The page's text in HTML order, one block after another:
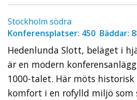
Stockholm södra
Konferensplatser: 450 Bäddar:
Hedenlunda Slott, beläget i
är en modern
1000-talet. Här möts
komfort i en rofylld miljö som